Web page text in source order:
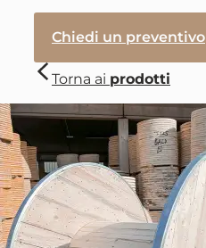
Chiedi un preventivo
Torna ai prodotti